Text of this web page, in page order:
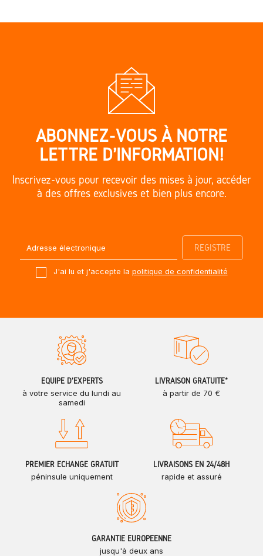
ABONNEZ-VOUS À NOTRE
LETTRE D'INFORMATION!
Inscrivez-vous pour recevoir des mises à jour, accéder
à des offres exclusives et bien plus encore.
J'ai lu et j'accepte la politique de confidentialité
ÉQUIPE D'EXPERTS
à votre service du lundi au
samedi
LIVRAISON GRATUITE*
à partir de 70 €
PREMIER ÉCHANGE GRATUIT
péninsule uniquement
LIVRAISONS EN 24/48H
rapide et assuré
GARANTIE EUROPÉENNE
jusqu'à deux ans